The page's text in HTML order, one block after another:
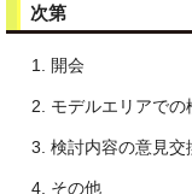
次第
開会
モデルエリアでの
検討内容の意見交
その他